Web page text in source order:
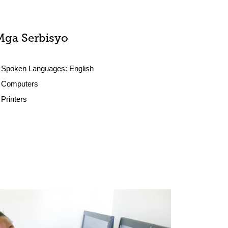
Serbisyo
Spoken Languages: English
Computers
Printers